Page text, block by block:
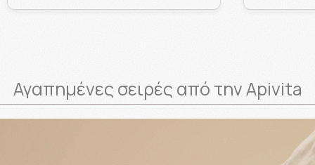
Αγαπημένες σειρές από την Apivita